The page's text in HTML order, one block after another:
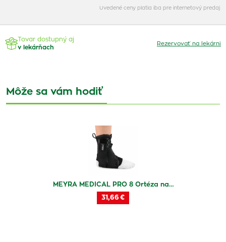
Uvedené ceny platia iba pre internetový predaj
Tovar dostupný aj
v lekárňach
Rezervovať na lekárni
Môže sa vám hodiť
MEYRA MEDICAL PRO 8 Ortéza na…
31,66 €